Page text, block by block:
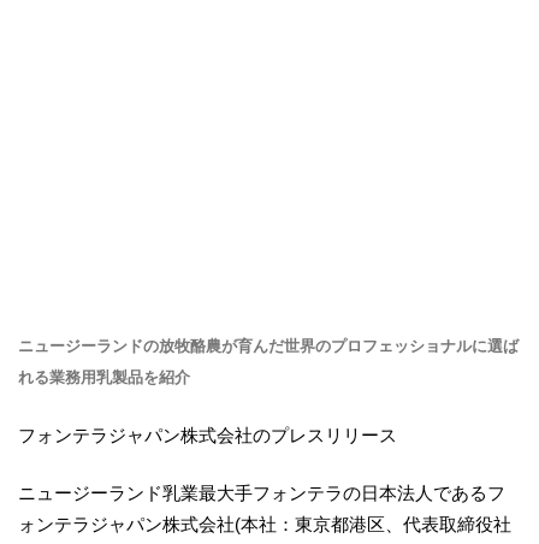
ニュージーランドの放牧酪農が育んだ世界のプロフェッショナルに選ば
れる業務用乳製品を紹介
フォンテラジャパン株式会社のプレスリリース
ニュージーランド乳業最大手フォンテラの日本法人であるフ
ォンテラジャパン株式会社(本社：東京都港区、代表取締役社